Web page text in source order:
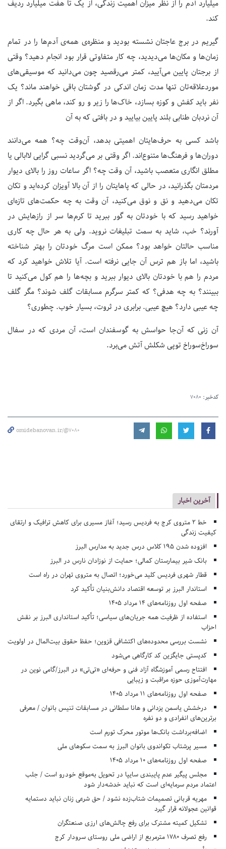
میلیارد آدم را از نظر میزان اهمیت زندگی، از یک تا هفت میلیارد ردیف
کند.
گیریم در برج عاجتان نشسته بودید و منظره‌ی همه‌ی آدم‌ها را در تمام
زمان‌ها و مکان‌ها می‌دیدید، چه کار متفاوتی قرار بود انجام دهید؟ وقتی
از برجتان پایین می‌آیید، کمتر می‌رقصید چون می‌دانید که موسیقی‌های
موردعلاقه‌تان تنها مدت زمان اندکی در گوشتان باقی خواهند ماند؟ یک
نفر باید کفش و کوزه بسازد، خاک‌ها را زیر و رو کند، ماهی بگیرد. اگر از
آن نردبان طنابی بلند پایین بیایید و در بافتی که به آن
باشد کسی به حرف‌هایتان اهمیتی بدهد، آن‌وقت چه؟ همه می‌دانند
دوران‌ها و فرهنگ‌ها متنوع‌اند. اگر وقتی بر می‌گردید نسبی گرایی لاابالی یا
مطلق انگاری متعصب باشید، آن وقت چه؟ اگر ساعات روز را بالای دیوار
مردمتان بگذرانید، در حالی که پاهایتان را از آن بالا آویزان کرده‌اید و تکان
تکان می‌دهید و نق و نوق می‌کنید، آن وقت به چه حکمت‌های تازه‌ای
خواهید رسید که با خودتان به گور ببرید تا کرم‌ها سر از رازهایش در
آورند؟ خب، شاید به سمت تبلیغات نروید. ولی به هر حال چه کاری
مناسب حالتان خواهد بود؟ ممکن است مرگ خودتان را بهتر شناخته
باشید، اما باز هم ترس آن جایی نرفته است. آیا تلاش خواهید کرد که
مردم را هم با خودتان بالای دیوار ببرید و بچه‌ها را هم کول می‌کنید تا
ببینند؟ به چه هدفی؟ که کمتر سرگرم مسابقات گلف شوند؟ مگر گلف
چه عیبی دارد؟ هیچ عیبی. برابری در ثروت، بسیار خوب. چطوری؟
آن زنی که آن‌جا حواسش به گوسفندان است، آن مردی که در سفال
سوراخ‌سوراخ توپی شکلش آتش می‌برد.
کدخبر: 7080
omidebanovan.ir/@7080
آخرین اخبار
خط ۲ متروی کرج به فردیس رسید؛ آغاز مسیری برای کاهش ترافیک و ارتقای
کیفیت زندگی
افزوده شدن ۱۹۵ کلاس درس جدید به مدارس البرز
بانک شیر بیمارستان کمالی؛ حمایت از نوزادان نارس در البرز
قطار شهری فردیس کلید می‌خورد؛ اتصال به متروی تهران در راه است
استاندار البرز بر توسعه اقتصاد دانش‌بنیان تأکید کرد
صفحه اول روزنامه‌های 14 مرداد 1405
استفاده از ظرفیت همه جریان‌های سیاسی؛ تأکید استانداری البرز بر نقش
احزاب
نشست بررسی محدوده‌های اکتشافی قزوین؛ حفظ حقوق بیت‌المال در اولویت
کدپستی جایگزین کد کارگاهی می‌شود
افتتاح رسمی آموزشگاه آزاد فنی و حرفه‌ای «تی‌تی» در البرز/گامی نوین در
مهارت‌آموزی حوزه مراقبت و زیبایی
صفحه اول روزنامه‌های 11 مرداد 1405
درخشش یاسمن یزدانی و هانا سلطانی در مسابقات تنیس بانوان / معرفی
برترین‌های انفرادی و دو نفره
اضافه‌برداشت بانک‌ها موتور محرک تورم است
مسیر پرشتاب تکواندوی بانوان البرز به سمت سکوهای ملی
صفحه اول روزنامه‌های 10 مرداد 1405
مجلس پیگیر عدم پایبندی سایپا در تحویل به‌موقع خودرو است / جلب
اعتماد مردم سرمایه‌ای است که نباید خدشه‌دار شود
مهریه قربانی تصمیمات شتاب‌زده نشود / حق شرعی زنان نباید دستمایه
قوانین عجولانه قرار گیرد
تشکیل کمیته مشترک برای رفع چالش‌های ارزی صنعتگران
رفع تصرف ۱۷۸۰ مترمربع از اراضی ملی روستای سرودار کرج